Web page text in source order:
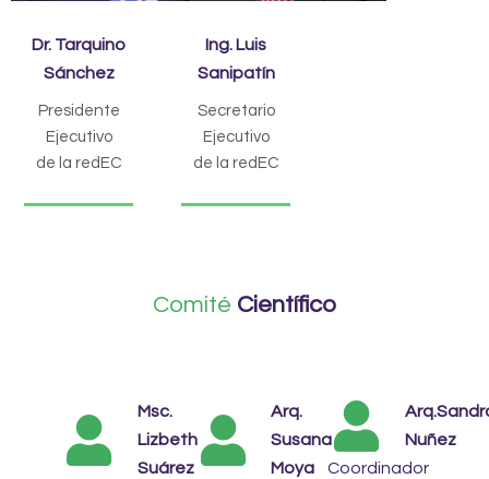
Dr. Tarquino
Sánchez
Presidente
Ejecutivo
de la redEC
Ing. Luis
Sanipatín
Secretario
Ejecutivo
de la redEC
Comité Científico
Msc.
Lizbeth
Suárez
Arq.
Susana
Moya
Nuñez
Coordinador